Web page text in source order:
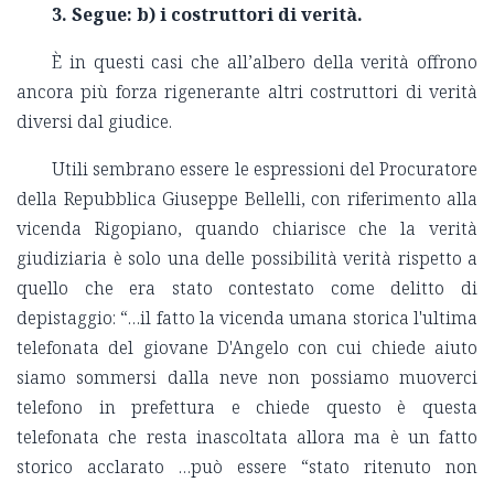
3. Segue: b) i costruttori di verità.
È in questi casi che all’albero della verità offrono
ancora più forza rigenerante altri costruttori di verità
diversi dal giudice.
Utili sembrano essere le espressioni del Procuratore
della Repubblica Giuseppe Bellelli, con riferimento alla
vicenda Rigopiano, quando chiarisce che la verità
giudiziaria è solo una delle possibilità verità rispetto a
quello che era stato contestato come delitto di
depistaggio: “…il fatto la vicenda umana storica l'ultima
telefonata del giovane D'Angelo con cui chiede aiuto
siamo sommersi dalla neve non possiamo muoverci
telefono in prefettura e chiede questo è questa
telefonata che resta inascoltata allora ma è un fatto
storico acclarato …può essere “stato ritenuto non